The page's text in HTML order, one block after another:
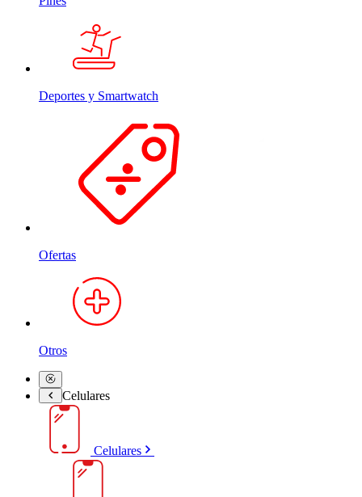
Deportes y Smartwatch
Ofertas
Otros
Celulares
Celulares